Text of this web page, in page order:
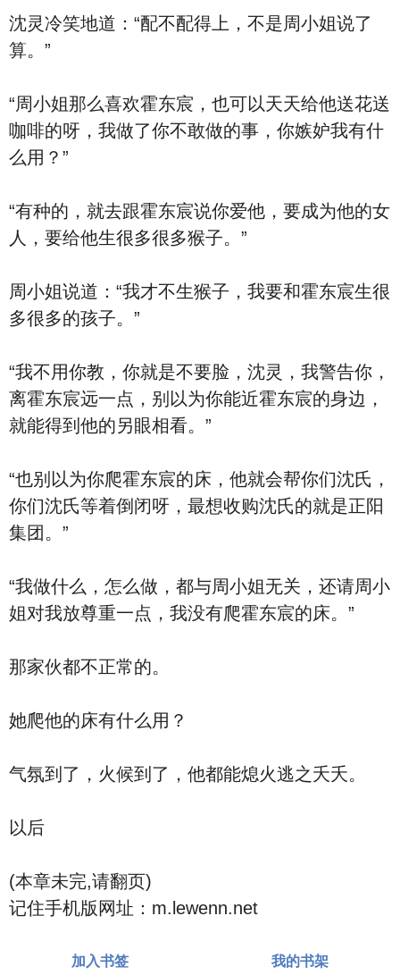
沈灵冷笑地道：“配不配得上，不是周小姐说了
算。”
“周小姐那么喜欢霍东宸，也可以天天给他送花送
咖啡的呀，我做了你不敢做的事，你嫉妒我有什
么用？”
“有种的，就去跟霍东宸说你爱他，要成为他的女
人，要给他生很多很多猴子。”
周小姐说道：“我才不生猴子，我要和霍东宸生很
多很多的孩子。”
“我不用你教，你就是不要脸，沈灵，我警告你，
离霍东宸远一点，别以为你能近霍东宸的身边，
就能得到他的另眼相看。”
“也别以为你爬霍东宸的床，他就会帮你们沈氏，
你们沈氏等着倒闭呀，最想收购沈氏的就是正阳
集团。”
“我做什么，怎么做，都与周小姐无关，还请周小
姐对我放尊重一点，我没有爬霍东宸的床。”
那家伙都不正常的。
她爬他的床有什么用？
气氛到了，火候到了，他都能熄火逃之夭夭。
以后
(本章未完,请翻页)
记住手机版网址：m.lewenn.net
加入书签 我的书架